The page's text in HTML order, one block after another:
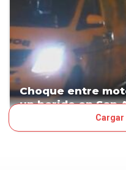
Choque entre
un herido en San